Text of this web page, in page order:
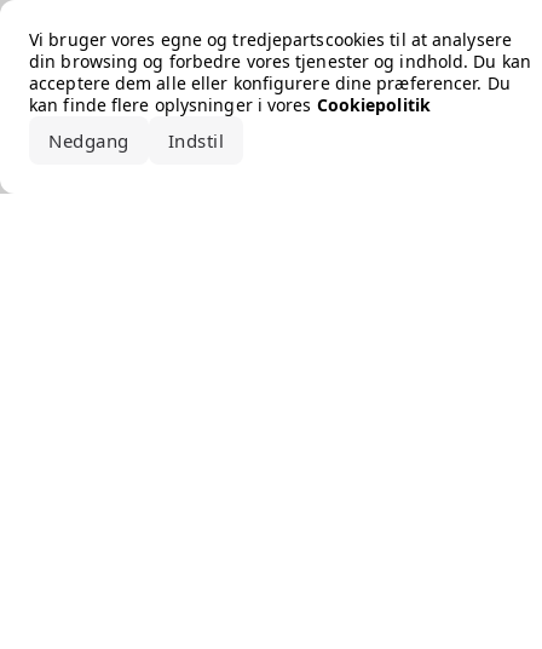
Vi bruger vores egne og tredjepartscookies til at analysere
din browsing og forbedre vores tjenester og indhold. Du kan
acceptere dem alle eller konfigurere dine præferencer. Du
kan finde flere oplysninger i vores Cookiepolitik
Nedgang Indstil
Error loading the brand